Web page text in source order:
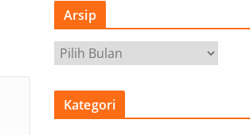
Arsip
r
s
Kategori